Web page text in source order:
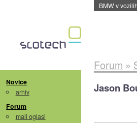
BMW v
Novice
arhiv
Forum
mali oglasi
Forum »
Jason